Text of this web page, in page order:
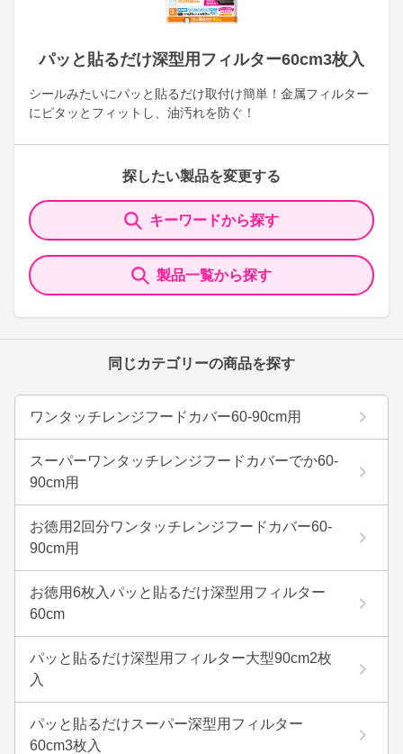
パッと貼るだけ深型用フィルター60cm3枚入
シールみたいにパッと貼るだけ取付け簡単！金属フィルター
にピタッとフィットし、油汚れを防ぐ！
探したい製品を変更する
キーワードから探す
製品一覧から探す
同じカテゴリーの商品を探す
ワンタッチレンジフードカバー60-90cm用
スーパーワンタッチレンジフードカバーでか60-
90cm用
お徳用2回分ワンタッチレンジフードカバー60-
90cm用
お徳用6枚入パッと貼るだけ深型用フィルター
60cm
パッと貼るだけ深型用フィルター大型90cm2枚
入
パッと貼るだけスーパー深型用フィルター
60cm3枚入